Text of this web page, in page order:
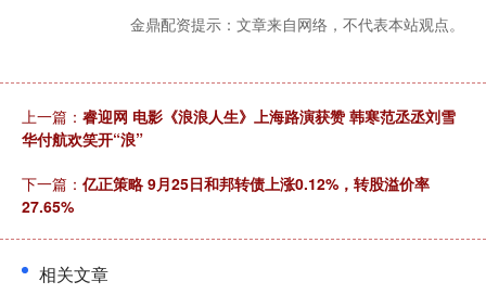
金鼎配资提示：文章来自网络，不代表本站观点。
上一篇： 睿迎网 电影《浪浪人生》上海路演获赞 韩寒范丞丞刘雪
华付航欢笑开“浪”
下一篇： 亿正策略 9月25日和邦转债上涨0.12%，转股溢价率
27.65%
相关文章